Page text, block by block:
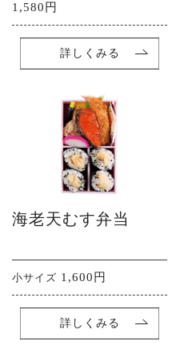
1,580円
詳しくみる
海老天むす弁当
小サイズ 1,600円
詳しくみる